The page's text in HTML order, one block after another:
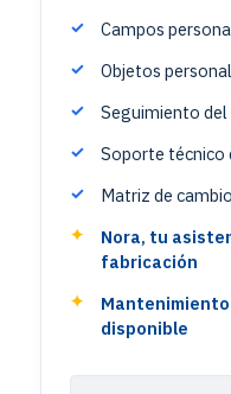
Campos
Objetos
Seguimiento
Soporte técnico
Matriz de cambio
Nora, tu
fabricación
disponible